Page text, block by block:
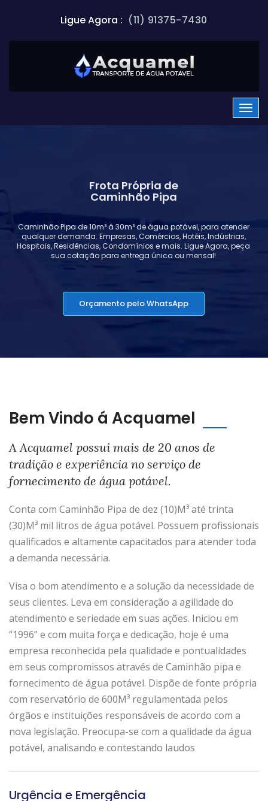
Ligue Agora : (11) 91375-7430
Frota Própria de
Caminhão Pipa
Caminhão Pipa de 10m³ á 30m³ de água potável, para atender
qualquer demanda. Empresas, Comércios, Hotéis, Indústrias,
Hospitais, Residências, Condomínios e mais. Ligue Agora, peça
sua cotação para entrega única ou mensal!
Orçamento pelo WhatsApp
Bem Vindo á Acquamel
A Acquamel possui mais de 20 anos de
tradição e experiência no serviço de
fornecimento de água potável.
Conta com Caminhão Pipa de dez (10)M³ até trinta
(30)M³ mil litros de água potável. Possuem profissionais
qualificados e altamente capacitados para atender toda
a demanda necessária.
Visa o bom atendimento e a solução da necessidade de
seus clientes. Leva em consideração a agilidade do
atendimento e seriedade em suas ações. Iniciou em
“1996” e com muita força e dedicação, hoje é uma
empresa reconhecida pela qualidade e pontualidades
em seus compromissos através de Caminhão pipa e
fornecimento de água potável. Dispõe de fonte própria
com reservatório de 600M³ regulamentada pelos
órgãos e instituições responsáveis de acordo com a
nova legislação. Preocupa-se com a qualidade da água
potável, analisando e contestando laudos
Urgência e Emergência